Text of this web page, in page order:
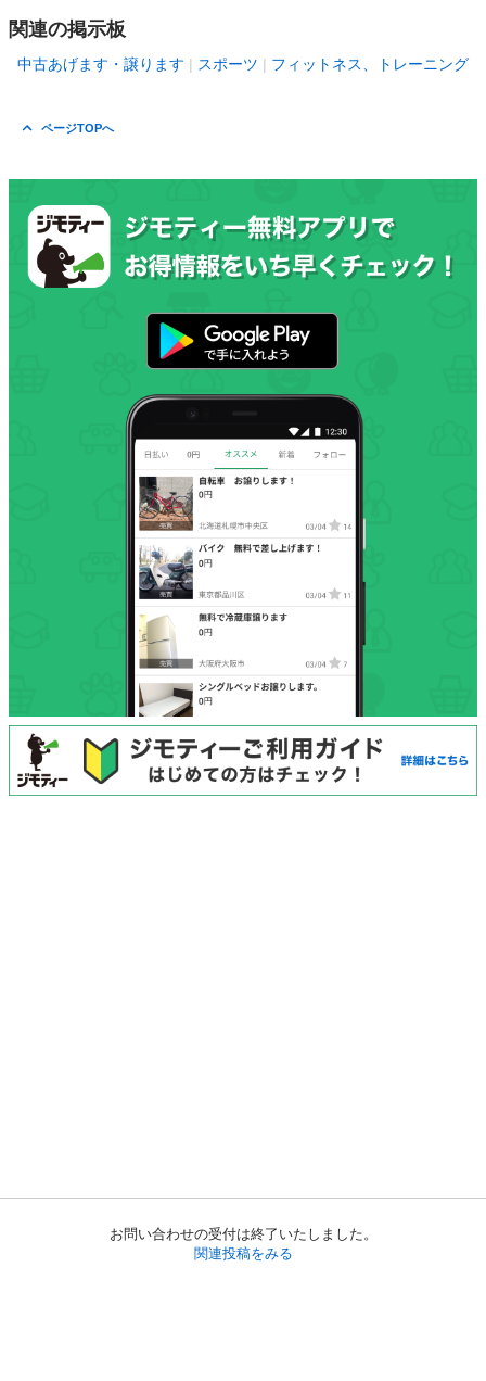
お問い合わせの受付は終了いたしました。
関連投稿をみる
関連の掲示板
中古あげます・譲ります スポーツ フィットネス、トレーニング
ページTOPへ